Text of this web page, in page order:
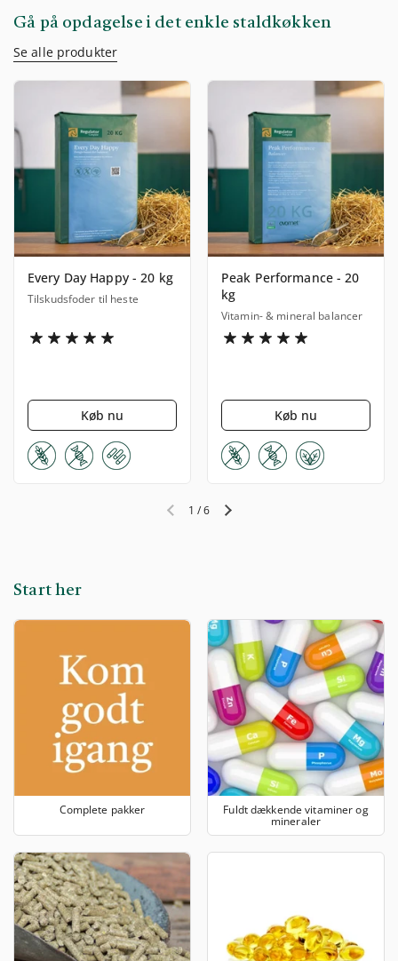
Gå på opdagelse i det enkle staldkøkken
Se alle produkter
Every Day Happy - 20 kg
Tilskudsfoder til heste
Køb nu
Peak Performance - 20
kg
Vitamin- & mineral balancer
Køb nu
Forrige slideNæste slide
1 /6
Start her
Complete pakker Fuldt dækkende vitaminer og
mineraler